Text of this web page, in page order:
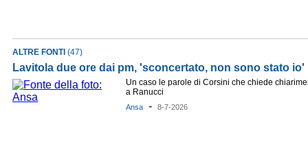
ALTRE FONTI (47)
Lavitola due ore dai pm, 'sconcertato, non sono stato io'
Un caso le parole di Corsini che chiede
a Ranucci
Ansa - 8-7-2026